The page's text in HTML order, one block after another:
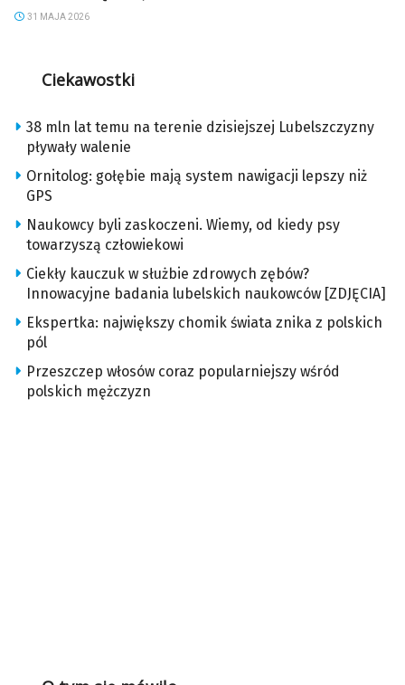
31 MAJA 2026
Ciekawostki
38 mln lat temu na terenie dzisiejszej Lubelszczyzny
pływały walenie
Ornitolog: gołębie mają system nawigacji lepszy niż
GPS
Naukowcy byli zaskoczeni. Wiemy, od kiedy psy
towarzyszą człowiekowi
Ciekły kauczuk w służbie zdrowych zębów?
Innowacyjne badania lubelskich naukowców [ZDJĘCIA]
Ekspertka: największy chomik świata znika z polskich
pól
Przeszczep włosów coraz popularniejszy wśród
polskich mężczyzn